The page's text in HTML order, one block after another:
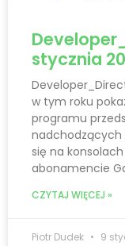
stycznia
w tym roku
programu
nadchodzących
się na konsolach
abonamencie
CZYTAJ WIĘCEJ »
Piotr Dudek 9